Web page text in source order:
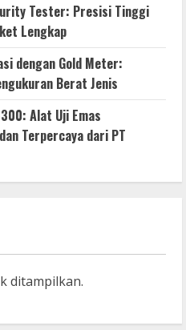
Tester: Presisi Tinggi
Lengkap
dengan Gold Meter:
Berat Jenis
Alat Uji Emas
Terpercaya dari PT
ditampilkan.